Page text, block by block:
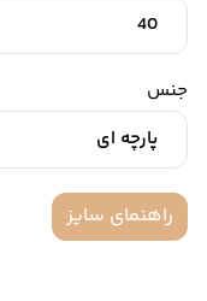
40
جنس
پارچه ای
راهنمای سایز